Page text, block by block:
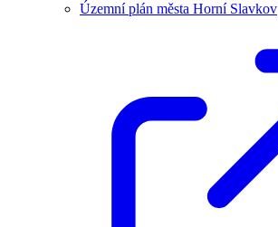
Územní plán města Horní Slavkov